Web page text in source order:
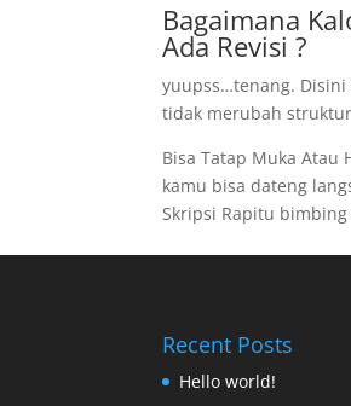
Bagaimana
Ada Revisi ?
yuupss…tenang.
tidak merubah
Bisa Tatap Muka Atau
kamu bisa dateng
Skripsi Rapitu
Recent Posts
Hello world!